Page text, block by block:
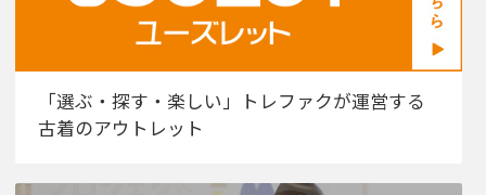
「選ぶ・探す・楽しい」トレファクが運営する
古着のアウトレット